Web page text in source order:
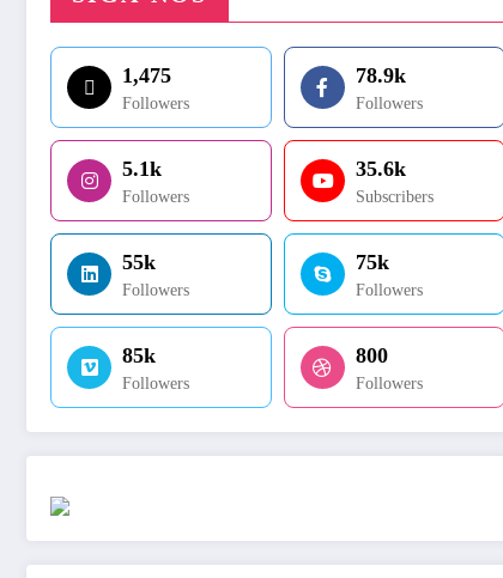
1,475
Followers
78.9k
Followers
5.1k
Followers
35.6k
Subscribers
55k
Followers
75k
Followers
85k
Followers
800
Followers